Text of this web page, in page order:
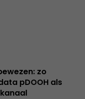
zo
pDOOH als